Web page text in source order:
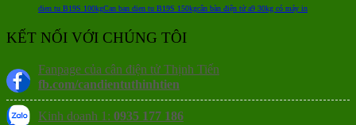
dien tu B19S 100kgCan ban dien tu B19S 150kgcân bàn điện tử a9 30kg có máy in
KẾT NỐI VỚI CHÚNG TÔI
Fanpage của cân điện tử Thịnh Tiến
fb.com/candientuthinhtien
Kinh doanh 1: 0935 177 186